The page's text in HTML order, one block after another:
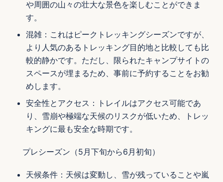
や周囲の山々の壮大な景色を楽しむことができま
す。
混雑：これはピークトレッキングシーズンですが、
より人気のあるトレッキング目的地と比較しても比
較的静かです。ただし、限られたキャンプサイトの
スペースが埋まるため、事前に予約することをお勧
めします。
安全性とアクセス：トレイルはアクセス可能であ
り、雪崩や極端な天候のリスクが低いため、トレッ
キングに最も安全な時期です。
プレシーズン（5月下旬から6月初旬）
天候条件：天候は変動し、雪が残っていることや嵐